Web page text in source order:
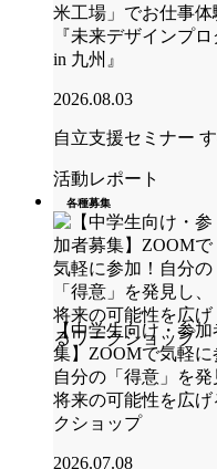
米工場」でお仕事体
『未来デザインプ
in 九州』
2026.08.03
自立支援セミナー
活動レポート
各種募集
【中学生向け・参加
集】ZOOMで気軽に
自分の「得意」を発
将来の可能性を広げ
クショップ
2026.07.08